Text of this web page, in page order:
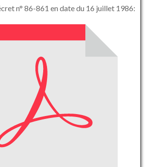
n° 86-861 en date du 16 juillet 1986: